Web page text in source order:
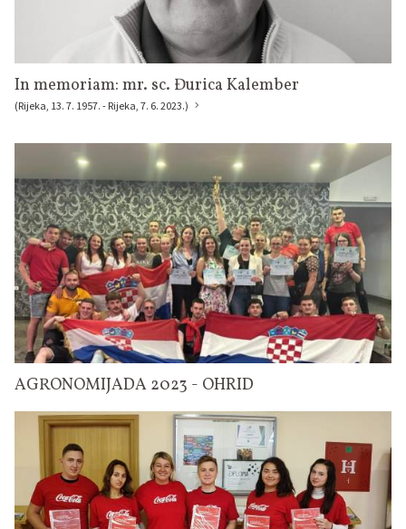
In memoriam: mr. sc. Đurica Kalember
(Rijeka, 13. 7. 1957. - Rijeka, 7. 6. 2023.)
AGRONOMIJADA 2023 - OHRID